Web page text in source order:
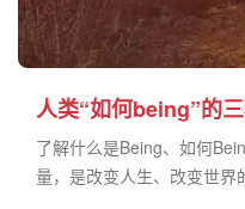
人类“如何being”的
了解什么是Being、如何
量，是改变人生、改变世界